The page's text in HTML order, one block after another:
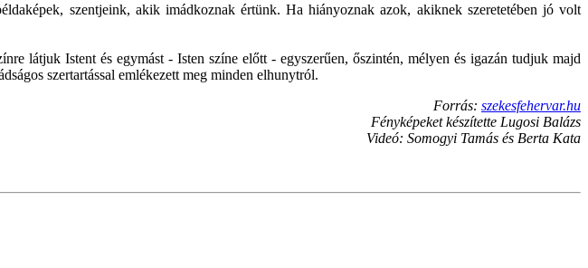
szentjeink, akik imádkoznak értünk. Ha hiányoznak azok, akiknek szeretetében jó volt
látjuk Istent és egymást - Isten színe előtt - egyszerűen, őszintén, mélyen és igazán tudjuk majd
szertartással emlékezett meg minden elhunytról.
Forrás: szekesfehervar.hu
Fényképeket készítette Lugosi Balázs
Videó: Somogyi Tamás és Berta Kata